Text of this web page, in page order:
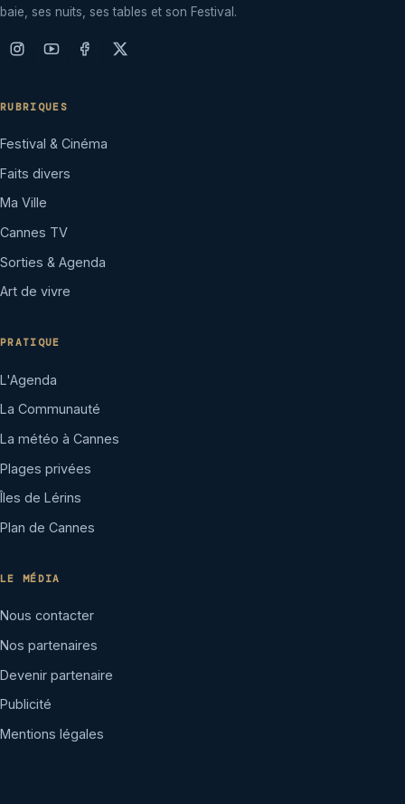
baie, ses nuits, ses tables et son Festival.
RUBRIQUES
Festival & Cinéma
Faits divers
Ma Ville
Cannes TV
Sorties & Agenda
Art de vivre
PRATIQUE
L'Agenda
La Communauté
La météo à Cannes
Plages privées
Îles de Lérins
Plan de Cannes
LE MÉDIA
Nous contacter
Nos partenaires
Devenir partenaire
Publicité
Mentions légales